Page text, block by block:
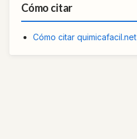
Cómo citar
Cómo citar quimicafacil.net